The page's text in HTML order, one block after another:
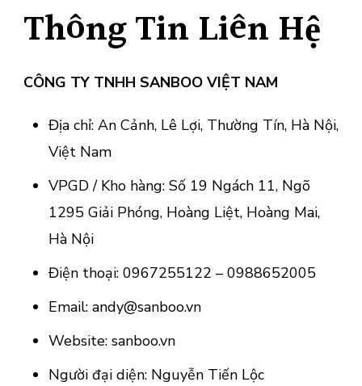
Thông Tin Liên Hệ
CÔNG TY TNHH SANBOO VIỆT NAM
Địa chỉ: An Cảnh, Lê Lợi, Thường Tín, Hà Nội,
Việt Nam
VPGD / Kho hàng: Số 19 Ngách 11, Ngõ
1295 Giải Phóng, Hoàng Liệt, Hoàng Mai,
Hà Nội
Điện thoại: 0967255122 – 0988652005
Email: andy@sanboo.vn
Website: sanboo.vn
Người đại diện: Nguyễn Tiến Lộc